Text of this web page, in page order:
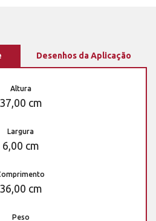
Desenhos da Aplicação
Altura
37,00 cm
Largura
6,00 cm
36,00 cm
Peso